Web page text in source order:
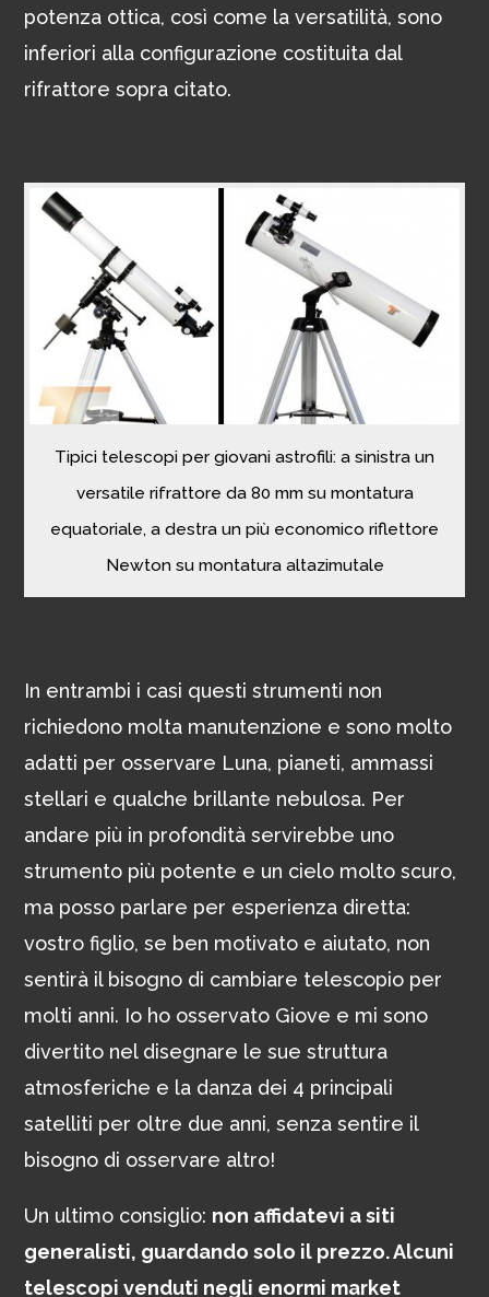
potenza ottica, così come la versatilità, sono
inferiori alla configurazione costituita dal
rifrattore sopra citato.
Tipici telescopi per giovani astrofili: a sinistra un
versatile rifrattore da 80 mm su montatura
equatoriale, a destra un più economico riflettore
Newton su montatura altazimutale
In entrambi i casi questi strumenti non
richiedono molta manutenzione e sono molto
adatti per osservare Luna, pianeti, ammassi
stellari e qualche brillante nebulosa. Per
andare più in profondità servirebbe uno
strumento più potente e un cielo molto scuro,
ma posso parlare per esperienza diretta:
vostro figlio, se ben motivato e aiutato, non
sentirà il bisogno di cambiare telescopio per
molti anni. Io ho osservato Giove e mi sono
divertito nel disegnare le sue struttura
atmosferiche e la danza dei 4 principali
satelliti per oltre due anni, senza sentire il
bisogno di osservare altro!
Un ultimo consiglio: non affidatevi a siti
generalisti, guardando solo il prezzo. Alcuni
telescopi venduti negli enormi market